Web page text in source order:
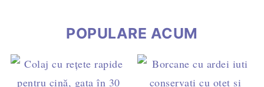
POPULARE ACUM